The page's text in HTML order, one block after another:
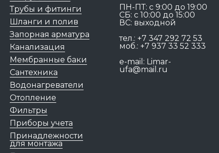
Трубы и фитинги
Шланги и полив
Запорная арматура
Канализация
Мембранные баки
Сантехника
Водонагреватели
Отопление
Фильтры
Приборы учета
Принадлежности
для монтажа
ПН-ПТ: c 9:00 до 19:00
СБ: с 10:00 до 15:00
ВС: выходной
тел.: +7 347 292 72 53
моб.: +7 937 33 52 333
e-mail: Limar-
ufa@mail.ru